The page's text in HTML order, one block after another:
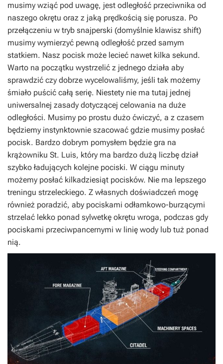
musimy wziąć pod uwagę, jest odległość przeciwnika od
naszego okrętu oraz z jaką prędkością się porusza. Po
przełączeniu w tryb snajperski (domyślnie klawisz shift)
musimy wymierzyć pewną odległość przed samym
statkiem. Nasz pocisk może lecieć nawet kilka sekund.
Warto na początku wystrzelić z jednego działa aby
sprawdzić czy dobrze wycelowaliśmy, jeśli tak możemy
śmiało puścić całą serię. Niestety nie ma tutaj jednej
uniwersalnej zasady dotyczącej celowania na duże
odległości. Musimy po prostu dużo ćwiczyć, a z czasem
będziemy instynktownie szacować gdzie musimy posłać
pocisk. Bardzo dobrym pomysłem będzie gra na
krążowniku St. Luis, który ma bardzo dużą liczbę dział
szybko ładujących kolejne pociski. W ciągu minuty
możemy posłać kilkadziesiąt pocisków. Nie ma lepszego
treningu strzeleckiego. Z własnych doświadczeń mogę
również poradzić, aby pociskami odłamkowo-burzącymi
strzelać lekko ponad sylwetkę okrętu wroga, podczas gdy
pociskami przeciwpancernymi w linię wody lub tuż ponad
nią.